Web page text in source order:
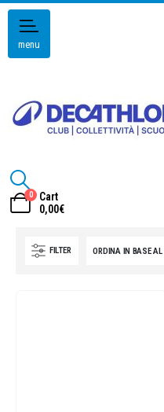
menu
0
Cart
0,00€
FILTER